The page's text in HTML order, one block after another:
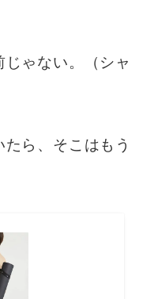
ゃない。（シャ
ら、そこはもう